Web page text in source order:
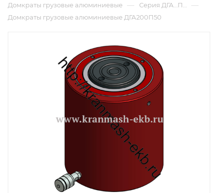
Домкраты грузовые алюминиевые — Серия ДГА…П… —
Домкраты грузовые алюминиевые ДГА200П50